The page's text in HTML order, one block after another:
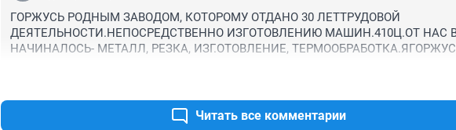
ГОРЖУСЬ РОДНЫМ ЗАВОДОМ, КОТОРОМУ ОТДАНО 30 ЛЕТТРУДОВОЙ
ДЕЯТЕЛЬНОСТИ.НЕПОСРЕДСТВЕННО ИЗГОТОВЛЕНИЮ МАШИН.410Ц.ОТ НАС
НАЧИНАЛОСЬ- МЕТАЛЛ, РЕЗКА, ИЗГ.ОТОВЛЕНИЕ,
Читать все комментарии